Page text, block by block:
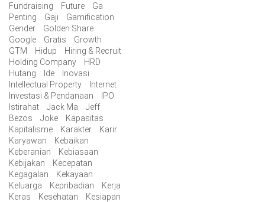
Fundraising
Future
Ga
Penting
Gaji
Gamification
Gender
Golden Share
Google
Gratis
Growth
GTM
Hidup
Hiring & Recruit
Holding Company
HRD
Hutang
Ide
Inovasi
Intellectual Property
Internet
Investasi & Pendanaan
IPO
Istirahat
Jack Ma
Jeff
Bezos
Joke
Kapasitas
Kapitalisme
Karakter
Karir
Karyawan
Kebaikan
Keberanian
Kebiasaan
Kebijakan
Kecepatan
Kegagalan
Kekayaan
Keluarga
Kepribadian
Kerja
Keras
Kesehatan
Kesiapan